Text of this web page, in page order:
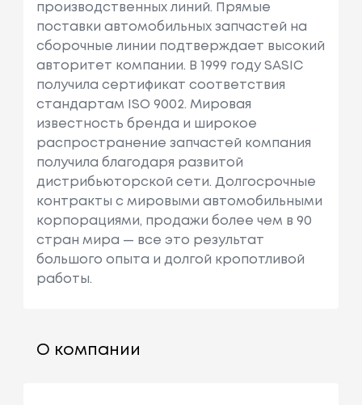
Peugeot 208 I (ca_, Cc_)
Объем: 1560
См3, Мощн
Ость: 92 Л.с.
/ 68 КВт.
Peugeot
208 Ii (ub_, Up_, U
W_, Uj_)
М3, Мощно
/ 100 КВт.
Peugeot 207 (wa_, Wc_)
Объем: 1398
Ость: 68 Л.с.
производственных линий. Прямые
поставки автомобильных запчастей на
сборочные линии подтверждает высокий
авторитет компании. В 1999 году SASIC
получила сертификат соответствия
стандартам ISO 9002. Мировая
известность бренда и широкое
распространение запчастей компания
получила благодаря развитой
дистрибьюторской сети. Долгосрочные
контракты с мировыми автомобильными
корпорациями, продажи более чем в 90
стран мира — все это результат
большого опыта и долгой кропотливой
работы.
О компании